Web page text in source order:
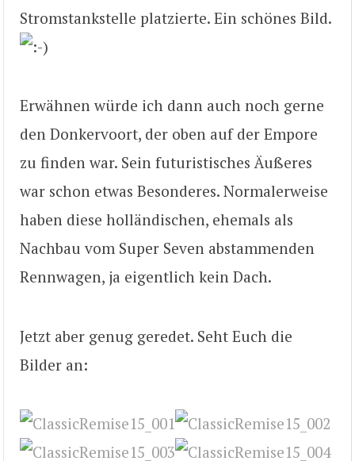
Stromstankstelle platzierte. Ein schönes Bild.
Erwähnen würde ich dann auch noch gerne
den Donkervoort, der oben auf der Empore
zu finden war. Sein futuristisches Äußeres
war schon etwas Besonderes. Normalerweise
haben diese holländischen, ehemals als
Nachbau vom Super Seven abstammenden
Rennwagen, ja eigentlich kein Dach.
Jetzt aber genug geredet. Seht Euch die
Bilder an: